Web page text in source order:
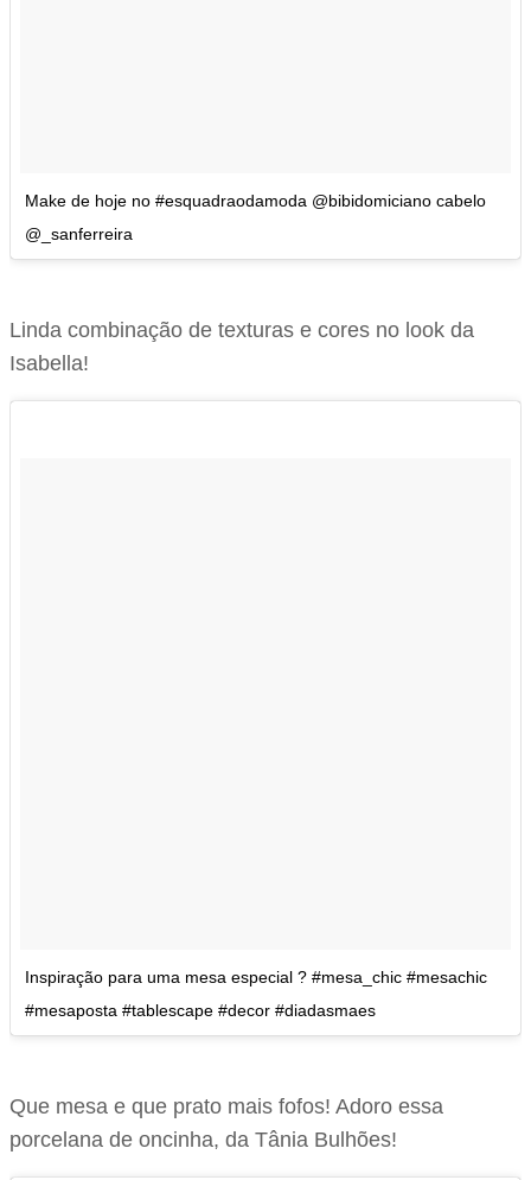
Make de hoje no #esquadraodamoda @bibidomiciano cabelo
@_sanferreira
Linda combinação de texturas e cores no look da
Isabella!
Inspiração para uma mesa especial ? #mesa_chic #mesachic
#mesaposta #tablescape #decor #diadasmaes
Que mesa e que prato mais fofos! Adoro essa
porcelana de oncinha, da Tânia Bulhões!